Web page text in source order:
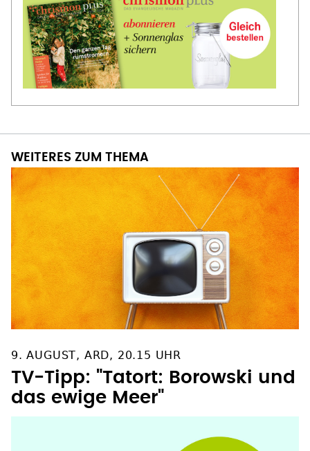
WEITERES ZUM THEMA
9. AUGUST, ARD, 20.15 UHR
TV-Tipp: "Tatort: Borowski und
das ewige Meer"